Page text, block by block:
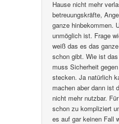
Hause nicht mehr
betreuungskräfte,
ganze hinbekommen.
unmöglich ist. Frage
weiß das es das
schon gibt. Wie ist
muss Sicherheit
stecken. Ja natürlich
machen aber dann ist
nicht mehr nutzbar.
schon zu kompliziert
es auf gar keinen Fall